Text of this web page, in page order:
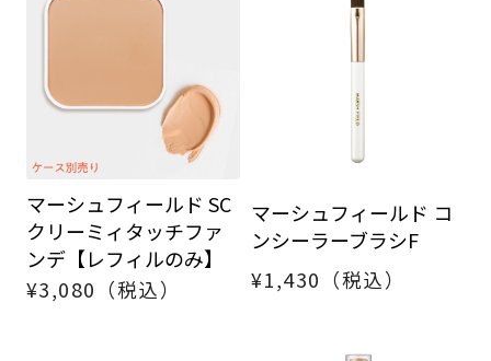
マーシュフィールド SC
クリーミィタッチファ
ンデ【レフィルのみ】
¥3,080（税込）
マーシュフィールド コ
ンシーラーブラシF
¥1,430（税込）